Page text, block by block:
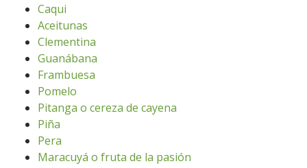
Caqui
Aceitunas
Clementina
Guanábana
Frambuesa
Pomelo
Pitanga o cereza de cayena
Piña
Pera
Maracuyá o fruta de la pasión